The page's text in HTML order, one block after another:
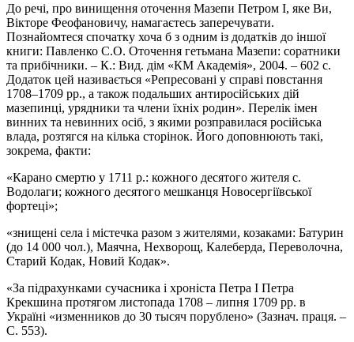
До речі, про винищення оточення Мазепи Петром I, яке Ви,
Вікторе Феофановичу, намагаєтесь заперечувати.
Познайомтеся спочатку хоча б з одним із додатків до іншої
книги: Павленко С.О. Оточення гетьмана Мазепи: соратники
та прибічники. – К.: Вид. дім «КМ Академія», 2004. – 602 с.
Додаток цей називається «Репресовані у справі повстання
1708–1709 рр., а також подальших антиросійських дій
мазепинці, урядники та члени їхніх родин». Перелік імен
винних та невинних осіб, з якими розправилася російська
влада, розтягся на кілька сторінок. Його доповнюють такі,
зокрема, факти:
«Карано смертю у 1711 р.: кожного десятого жителя с.
Водолаги; кожного десятого мешканця Новосергіївської
фортеці»;
«знищені села і містечка разом з жителями, козаками: Батурин
(до 14 000 чол.), Маячна, Нехворощ, Калеберда, Переволочна,
Старий Кодак, Новий Кодак».
«За підрахунками сучасника і хроніста Петра І Петра
Крекшина протягом листопада 1708 – липня 1709 рр. в
Україні «изменников до 30 тысяч порублено» (Зазнач. праця. –
С. 553).